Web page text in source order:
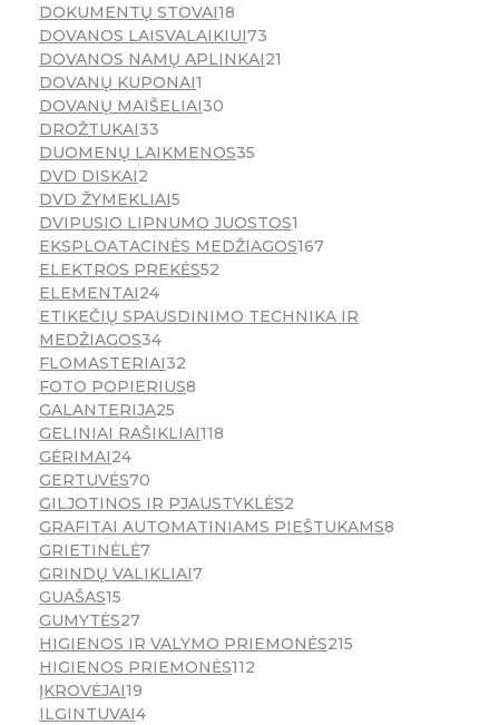
DOKUMENTŲ STOVAI18
DOVANOS LAISVALAIKIUI73
DOVANOS NAMŲ APLINKAI21
DOVANŲ KUPONAI1
DOVANŲ MAIŠELIAI30
DROŽTUKAI33
DUOMENŲ LAIKMENOS35
DVD DISKAI2
DVD ŽYMEKLIAI5
DVIPUSIO LIPNUMO JUOSTOS1
EKSPLOATACINĖS MEDŽIAGOS167
ELEKTROS PREKĖS52
ELEMENTAI24
ETIKEČIŲ SPAUSDINIMO TECHNIKA IR
MEDŽIAGOS34
FLOMASTERIAI32
FOTO POPIERIUS8
GALANTERIJA25
GELINIAI RAŠIKLIAI118
GĖRIMAI24
GERTUVĖS70
GILJOTINOS IR PJAUSTYKLĖS2
GRAFITAI AUTOMATINIAMS PIEŠTUKAMS8
GRIETINĖLĖ7
GRINDŲ VALIKLIAI7
GUAŠAS15
GUMYTĖS27
HIGIENOS IR VALYMO PRIEMONĖS215
HIGIENOS PRIEMONĖS112
ĮKROVĖJAI19
ILGINTUVAI4